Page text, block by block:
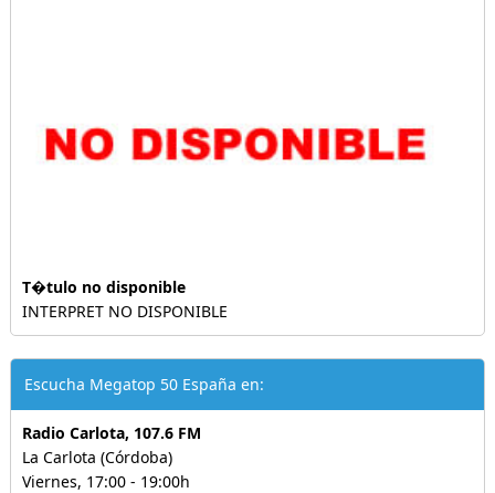
T�tulo no disponible
INTERPRET NO DISPONIBLE
Escucha Megatop 50 España en:
Radio Carlota, 107.6 FM
La Carlota (Córdoba)
Viernes, 17:00 - 19:00h